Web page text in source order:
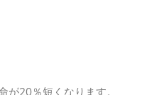
20％短くなります。